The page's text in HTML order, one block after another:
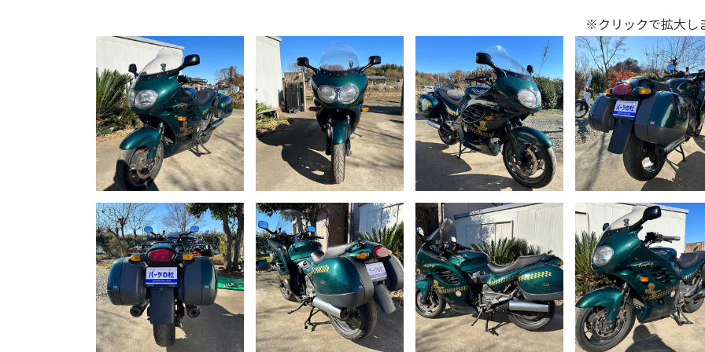
※クリックで拡大し